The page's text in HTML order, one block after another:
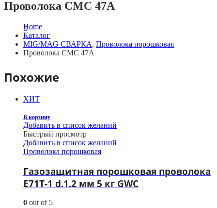
Проволока СМС 47A
Home
Каталог
MIG/MAG СВАРКА, Проволока порошковая
Проволока СМС 47A
Похожие
ХИТ
В корзину
Добавить в список желаний
Быстрый просмотр
Добавить в список желаний
Проволока порошковая
Газозащитная порошковая проволока
E71T-1 d.1.2 мм 5 кг GWC
0 out of 5